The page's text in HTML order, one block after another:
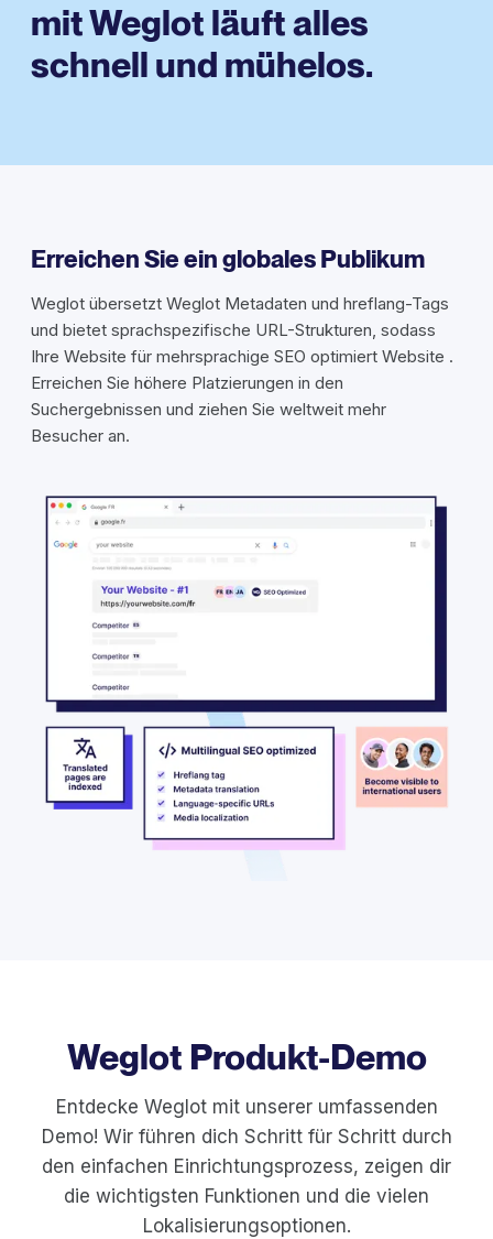
mit Weglot läuft alles
schnell und mühelos.
Erreichen Sie ein globales Publikum
Weglot übersetzt Weglot Metadaten und hreflang-Tags
und bietet sprachspezifische URL-Strukturen, sodass
Ihre Website für mehrsprachige SEO optimiert Website .
Erreichen Sie höhere Platzierungen in den
Suchergebnissen und ziehen Sie weltweit mehr
Besucher an.
Weglot Produkt-Demo
Entdecke Weglot mit unserer umfassenden
Demo! Wir führen dich Schritt für Schritt durch
den einfachen Einrichtungsprozess, zeigen dir
die wichtigsten Funktionen und die vielen
Lokalisierungsoptionen.